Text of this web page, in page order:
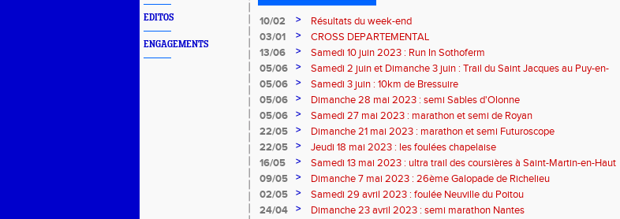
EDITOS
ENGAGEMENTS
10/02 >
Résultats du week-end
03/01
>
CROSS DEPARTEMENTAL
13/06
>
Samedi 10 juin 2023 : Run In Sothoferm
05/06
>
Samedi 2 juin et Dimanche 3 juin : Trail du Saint Jacques au Puy-en-
Velay
05/06 >
Samedi 3 juin : 10km de Bressuire
05/06
>
Dimanche 28 mai 2023 : semi Sables d'Olonne
05/06
>
Samedi 27 mai 2023 : marathon et semi de Royan
22/05
>
Dimanche 21 mai 2023 : marathon et semi Futuroscope
22/05
>
Jeudi 18 mai 2023 : les foulées chapelaise
16/05
>
Samedi 13 mai 2023 : ultra trail des coursières à Saint-Martin-en-Haut
09/05
>
Dimanche 7 mai 2023 : 26ème Galopade de Richelieu
02/05
>
Samedi 29 avril 2023 : foulée Neuville du Poitou
24/04
>
Dimanche 23 avril 2023 : semi marathon Nantes